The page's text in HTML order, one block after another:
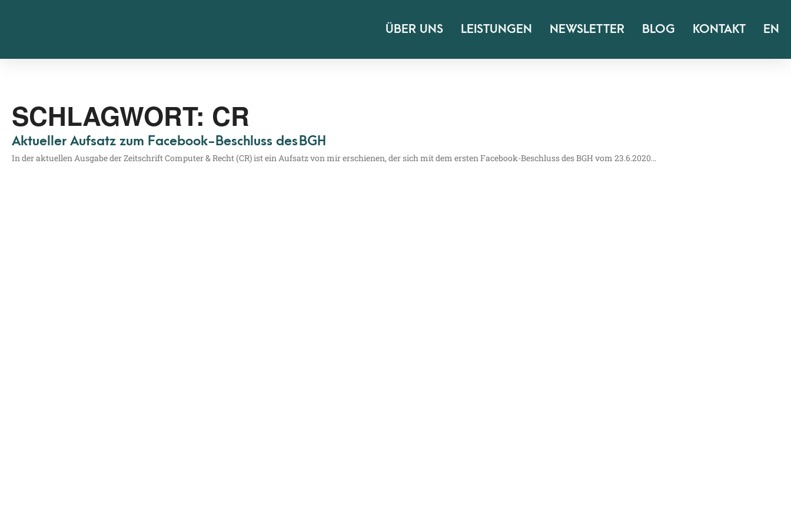
ÜBER UNS LEISTUNGEN NEWSLETTER BLOG KONTAKT EN
SCHLAGWORT: CR
Aktueller Aufsatz zum Facebook-Beschluss des BGH
In der aktu­el­len Aus­ga­be der Zeit­schrift Com­pu­ter & Recht (CR) ist ein Auf­satz von mir erschie­nen, der sich mit dem ers­ten Face­­book-Beschluss des BGH vom 23.6.2020…